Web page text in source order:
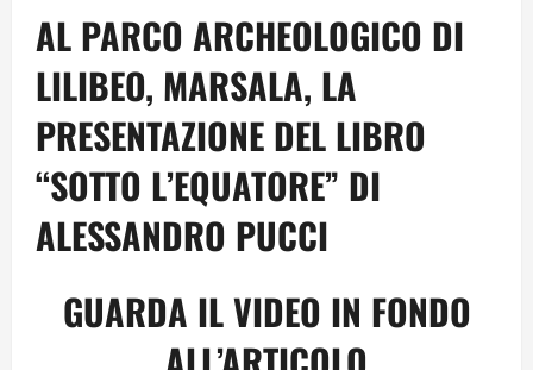
AL PARCO ARCHEOLOGICO DI
LILIBEO, MARSALA, LA
PRESENTAZIONE DEL LIBRO
“SOTTO L’EQUATORE” DI
ALESSANDRO PUCCI
GUARDA IL VIDEO IN FONDO